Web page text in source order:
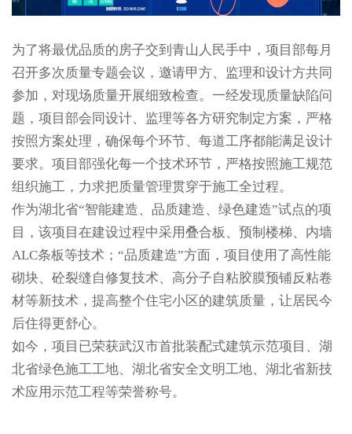
为了将最优品质的房子交到青山人民手中，项目部每月
召开多次质量专题会议，邀请甲方、监理和设计方共同
参加，对现场质量开展细致检查。一经发现质量缺陷问
题，项目部会同设计、监理等各方研究制定方案，严格
按照方案处理，确保每个环节、每道工序都能满足设计
要求。项目部强化每一个技术环节，严格按照施工规范
组织施工，力求把质量管理贯穿于施工全过程。
作为湖北省“智能建造、品质建造、绿色建造”试点的项
目，该项目在建设过程中采用叠合板、预制楼梯、内墙
ALC条板等技术；“品质建造”方面，项目使用了高性能
砌块、砼裂缝自修复技术、高分子自粘胶膜预铺反粘卷
材等新技术，提高整个住宅小区的建筑质量，让居民今
后住得更舒心。
如今，项目已荣获武汉市首批装配式建筑示范项目、湖
北省绿色施工工地、湖北省安全文明工地、湖北省新技
术应用示范工程等荣誉称号。